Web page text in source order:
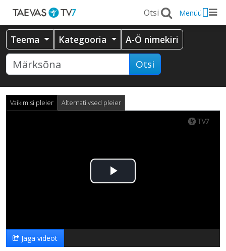
Menüü
Teema Kategooria A-Ö nimekiri
Otsi
Vaikimisi pleier Alternatiivsed pleier
Esita
Jaga videot